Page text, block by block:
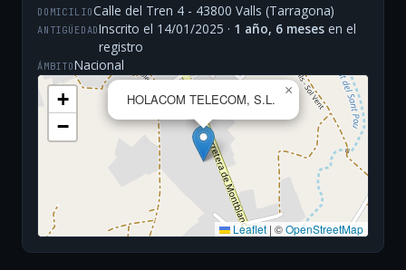
DOMICILIOCalle del Tren 4 - 43800 Valls (Tarragona)
ANTIGÜEDADInscrito el 14/01/2025 · 1 año, 6 meses en el
registro
ÁMBITONacional
HOLACOM TELECOM, S.L.
×
+
−
Leaflet | ©OpenStreetMap